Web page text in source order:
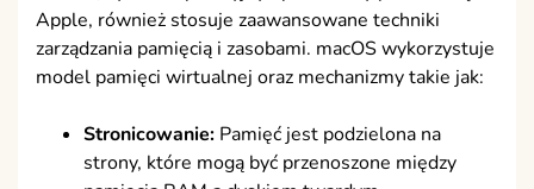
Apple, również stosuje zaawansowane techniki
zarządzania pamięcią i zasobami. macOS wykorzystuje
model pamięci wirtualnej oraz mechanizmy takie jak:
Stronicowanie: Pamięć jest podzielona na
strony, które mogą być przenoszone między